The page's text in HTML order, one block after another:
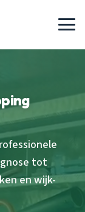
tot
en wijk-